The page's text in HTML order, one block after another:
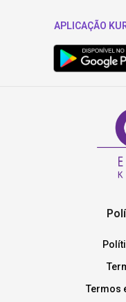
APLICAÇÃO
Termos